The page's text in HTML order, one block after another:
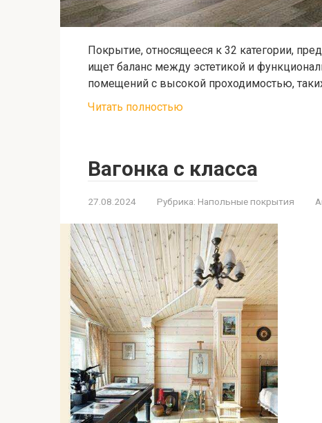
Покрытие, относящееся к 32 категории,
ищет баланс между эстетикой и
помещений с высокой проходимостью,
Читать полностью
Вагонка с класса
27.08.2024 Рубрика: Напольные покрытия